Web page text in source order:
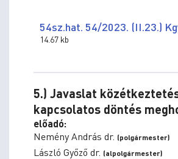
54sz.hat. 54/2023. (II.23.)
14.67 kb
5.) Javaslat
kapcsolatos döntés
előadó:
Nemény András dr. (polgármester)
László Győző dr. (alpolgármester)